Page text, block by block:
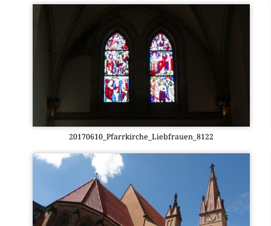
20170610_Pfarrkirche_Liebfrauen_8122